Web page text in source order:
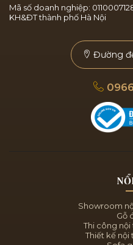
Mã số doanh nghiệp:
KH&ĐT thành phố Hà Nội
Đường
Showroom
Gỗ
Thi công
Thiết kế